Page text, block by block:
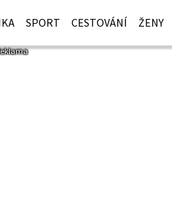
SPORT CESTOVÁNÍ ŽENY